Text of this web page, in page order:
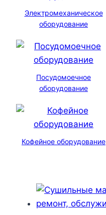
Электромеханическое
оборудование
Посудомоечное
оборудование
Кофейное оборудование